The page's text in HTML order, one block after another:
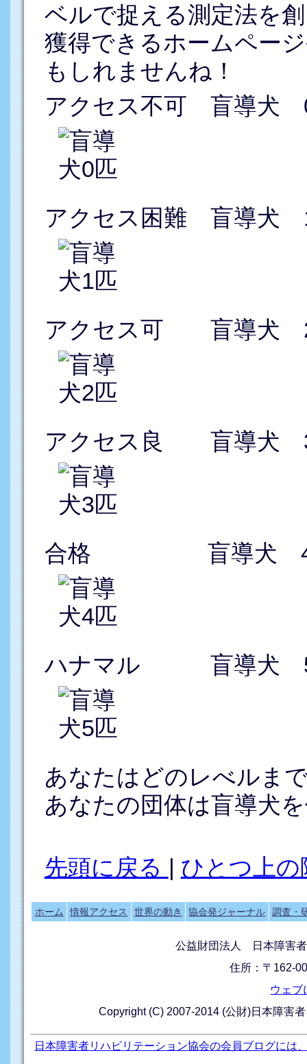
ベルで捉える測定法を
獲得できるホームペー
もしれませんね！
アクセス不可 盲導犬
アクセス困難 盲導犬
アクセス可 盲導犬
アクセス良 盲導犬
合格 盲導犬 4
ハナマル 盲導犬
あなたはどのレべルま
あなたの団体は盲導犬
先頭に戻る | ひとつ上の
ホーム 情報アクセス 世界の動き 協会発ジャーナル 調査・
公益財団法人 日本障害
住所：〒162-
ウェブ
Copyright (C) 2007-2014 (公財)日本障害
日本障害者リハビリテーション協会の会員ブログには